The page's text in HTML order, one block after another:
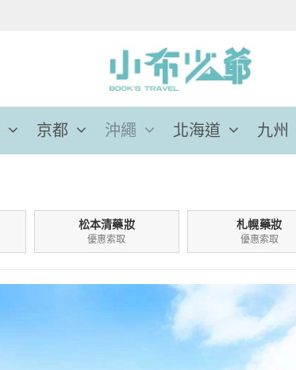
京都 沖繩 北海道 九州
松本清藥妝
優惠索取
札幌藥妝
優惠索取